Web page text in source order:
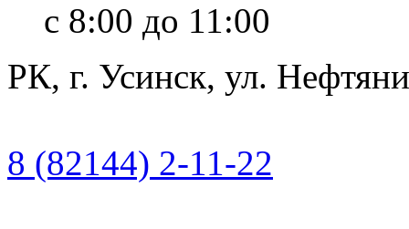
с 8:00 до 11:00
РК, г. Усинск, ул.
8 (82144) 2-11-22